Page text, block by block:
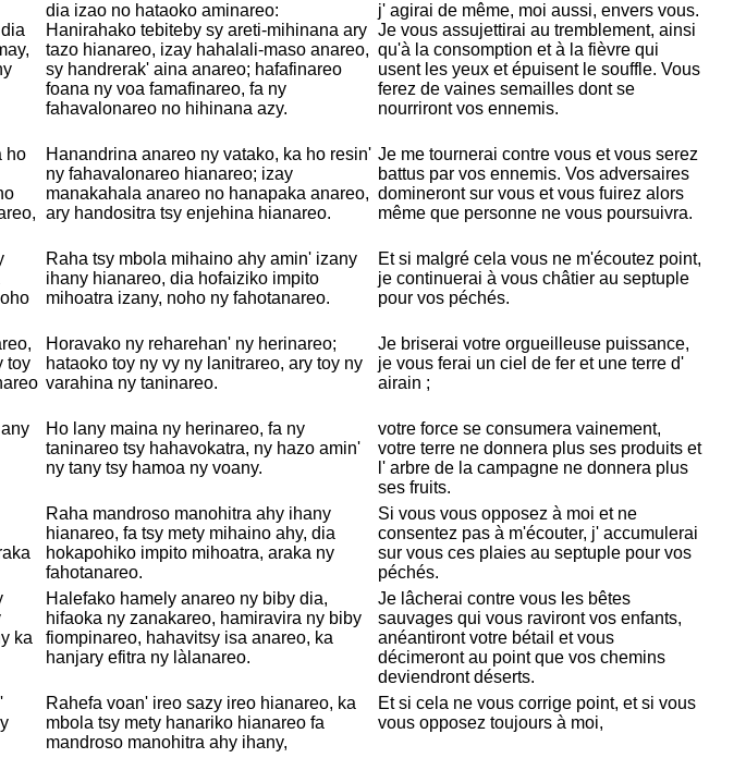
dia izao no hataoko aminareo:
Hanirahako tebiteby sy areti-mihinana ary
tazo hianareo, izay hahalali-maso anareo,
sy handrerak' aina anareo; hafafinareo
foana ny voa famafinareo, fa ny
fahavalonareo no hihinana azy.
j' agirai de même, moi aussi, envers vous.
Je vous assujettirai au tremblement, ainsi
qu'à la consomption et à la fièvre qui
usent les yeux et épuisent le souffle. Vous
ferez de vaines semailles dont se
nourriront vos ennemis.
ho
Hanandrina anareo ny vatako, ka ho resin'
ny fahavalonareo hianareo; izay
manakahala anareo no hanapaka anareo,
ary handositra tsy enjehina hianareo.
Je me tournerai contre vous et vous serez
battus par vos ennemis. Vos adversaires
domineront sur vous et vous fuirez alors
même que personne ne vous poursuivra.
Raha tsy mbola mihaino ahy amin' izany
ihany hianareo, dia hofaiziko impito
mihoatra izany, noho ny fahotanareo.
Et si malgré cela vous ne m'écoutez point,
je continuerai à vous châtier au septuple
pour vos péchés.
toy
Horavako ny reharehan' ny herinareo;
hataoko toy ny vy ny lanitrareo, ary toy ny
varahina ny taninareo.
Je briserai votre orgueilleuse puissance,
je vous ferai un ciel de fer et une terre d'
airain ;
Ho lany maina ny herinareo, fa ny
taninareo tsy hahavokatra, ny hazo amin'
ny tany tsy hamoa ny voany.
votre force se consumera vainement,
votre terre ne donnera plus ses produits et
l' arbre de la campagne ne donnera plus
ses fruits.
Raha mandroso manohitra ahy ihany
hianareo, fa tsy mety mihaino ahy, dia
hokapohiko impito mihoatra, araka ny
fahotanareo.
Si vous vous opposez à moi et ne
consentez pas à m'écouter, j' accumulerai
sur vous ces plaies au septuple pour vos
péchés.
ka
Halefako hamely anareo ny biby dia,
hifaoka ny zanakareo, hamiravira ny biby
fiompinareo, hahavitsy isa anareo, ka
hanjary efitra ny làlanareo.
Je lâcherai contre vous les bêtes
sauvages qui vous raviront vos enfants,
anéantiront votre bétail et vous
décimeront au point que vos chemins
deviendront déserts.
Rahefa voan' ireo sazy ireo hianareo, ka
mbola tsy mety hanariko hianareo fa
mandroso manohitra ahy ihany,
Et si cela ne vous corrige point, et si vous
vous opposez toujours à moi,